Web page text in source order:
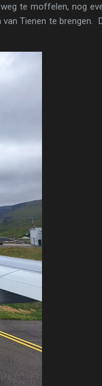
te moffelen, nog
Tienen te brengen.